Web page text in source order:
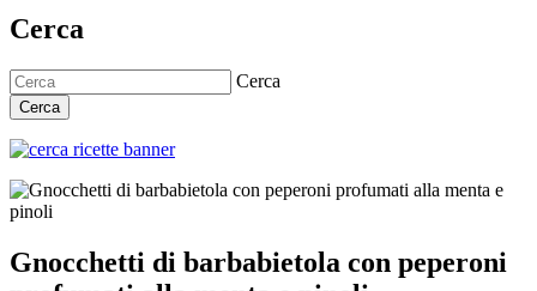
Cerca
Cerca
Cerca
Gnocchetti di barbabietola con peperoni